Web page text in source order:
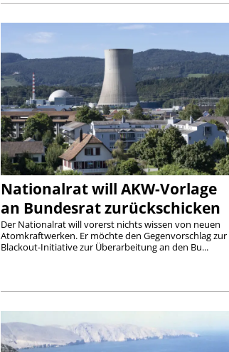
Nationalrat will AKW-Vorlage
an Bundesrat zurückschicken
Der Nationalrat will vorerst nichts wissen von neuen
Atomkraftwerken. Er möchte den Gegenvorschlag zur
Blackout-Initiative zur Überarbeitung an den Bu...